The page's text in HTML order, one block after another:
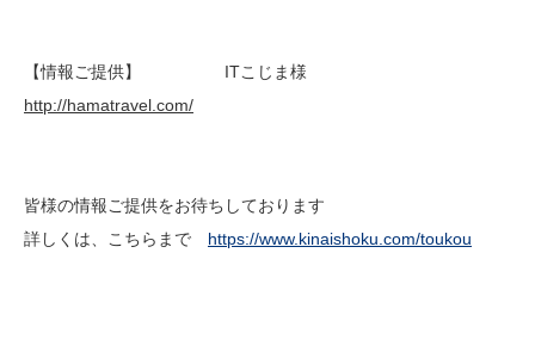
【情報ご提供】 ITこじま様
http://hamatravel.com/
皆様の情報ご提供をお待ちしております
詳しくは、こちらまで https://www.kinaishoku.com/toukou